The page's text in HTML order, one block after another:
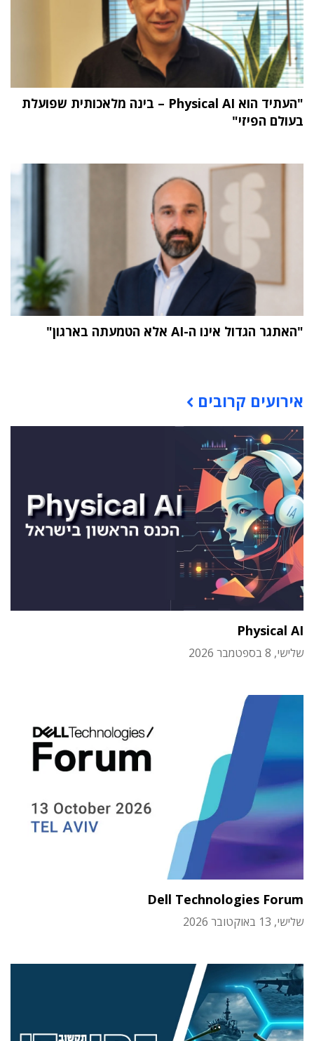
"העתיד הוא Physical AI – בינה מלאכותית שפועלת
בעולם הפיזי"
"האתגר הגדול אינו ה-AI אלא הטמעתה בארגון"
אירועים קרובים
Physical AI
שלישי, 8 בספטמבר 2026
Dell Technologies Forum
שלישי, 13 באוקטובר 2026